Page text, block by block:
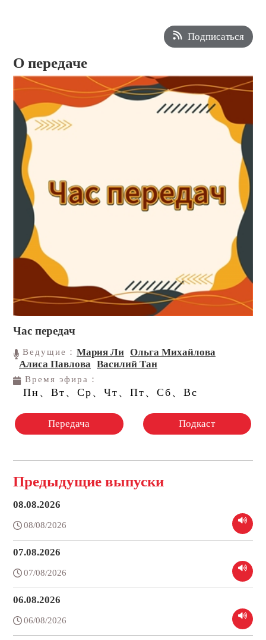
Подписаться
О передаче
Час передач
Ведущие：Мария Ли Ольга Михайлова
Алиса Павлова Василий Тан
Время эфира：
Пн、Вт、Ср、Чт、Пт、Сб、Вс
Передача Подкаст
Предыдущие выпуски
08.08.2026
08/08/2026
07.08.2026
07/08/2026
06.08.2026
06/08/2026